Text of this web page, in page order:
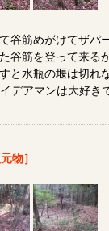
谷筋めがけてザパ
谷筋を登って来る
と水瓶の堰は切れ
デアマンは大好き
物］